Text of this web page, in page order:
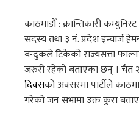
काठमाडाैँ : क्रान्तिकारी
सदस्य तथा ३ नं. प्रदेश इन्चार्ज
बन्दुकले टिकेको राज्यसत्ता
जरुरी रहेकाे बताएका छन् । चैत
दिवसकाे अवसरमा पार्टीले
गरेकाे जन सभामा उक्त कुरा